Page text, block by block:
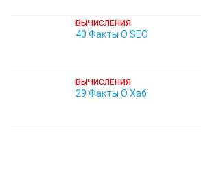
ВЫЧИСЛЕНИЯ
40 Факты О SEO
ВЫЧИСЛЕНИЯ
29 Факты О Хаб